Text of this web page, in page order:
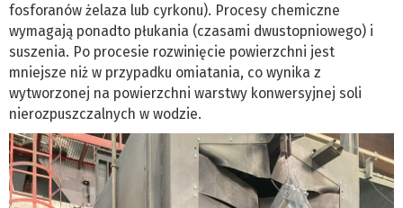
fosforanów żelaza lub cyrkonu). Procesy chemiczne
wymagają ponadto płukania (czasami dwustopniowego) i
suszenia. Po procesie rozwinięcie powierzchni jest
mniejsze niż w przypadku omiatania, co wynika z
wytworzonej na powierzchni warstwy konwersyjnej soli
nierozpuszczalnych w wodzie.